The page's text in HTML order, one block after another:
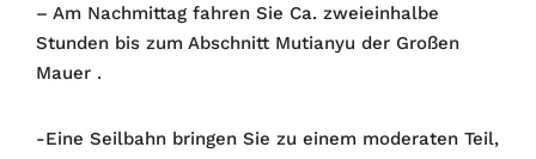
– Am Nachmittag fahren Sie Ca. zweieinhalbe
Stunden bis zum Abschnitt Mutianyu der Großen
Mauer .
-Eine Seilbahn bringen Sie zu einem moderaten Teil,